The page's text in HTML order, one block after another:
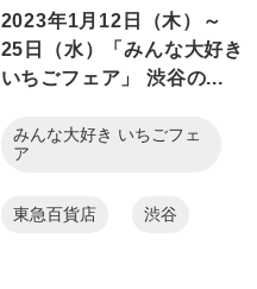
2023年1月12日（木）～
25日（水）「みんな大好き
いちごフェア」 渋谷の...
みんな大好き いちごフェ
ア
東急百貨店 渋谷